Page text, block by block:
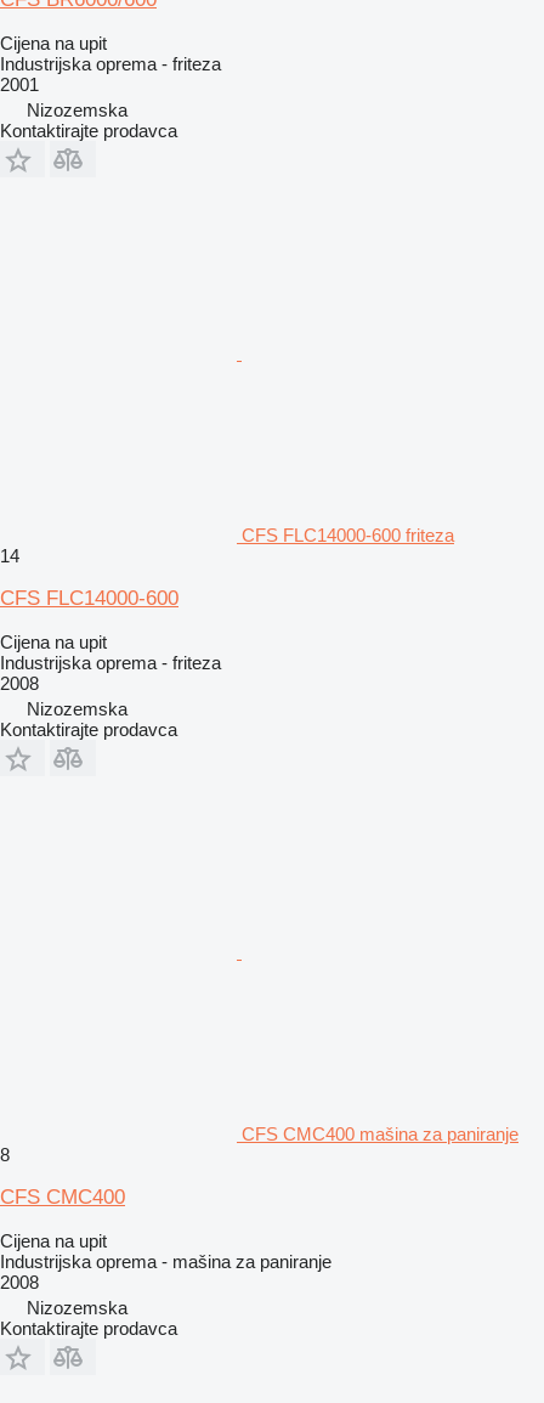
Cijena na upit
Industrijska oprema - friteza
2001
Nizozemska
Kontaktirajte prodavca
CFS FLC14000-600 friteza
14
CFS FLC14000-600
Cijena na upit
Industrijska oprema - friteza
2008
Nizozemska
Kontaktirajte prodavca
CFS CMC400 mašina za paniranje
8
CFS CMC400
Cijena na upit
Industrijska oprema - mašina za paniranje
2008
Nizozemska
Kontaktirajte prodavca